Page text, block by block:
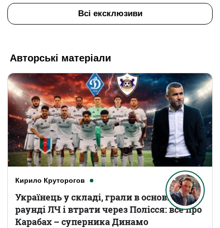
Всі ексклюзиви
Авторські матеріали
Кирило Круторогов
Українець у складі, грали в основному
раунді ЛЧ і втрати через Полісся: все про
Карабах – суперника Динамо